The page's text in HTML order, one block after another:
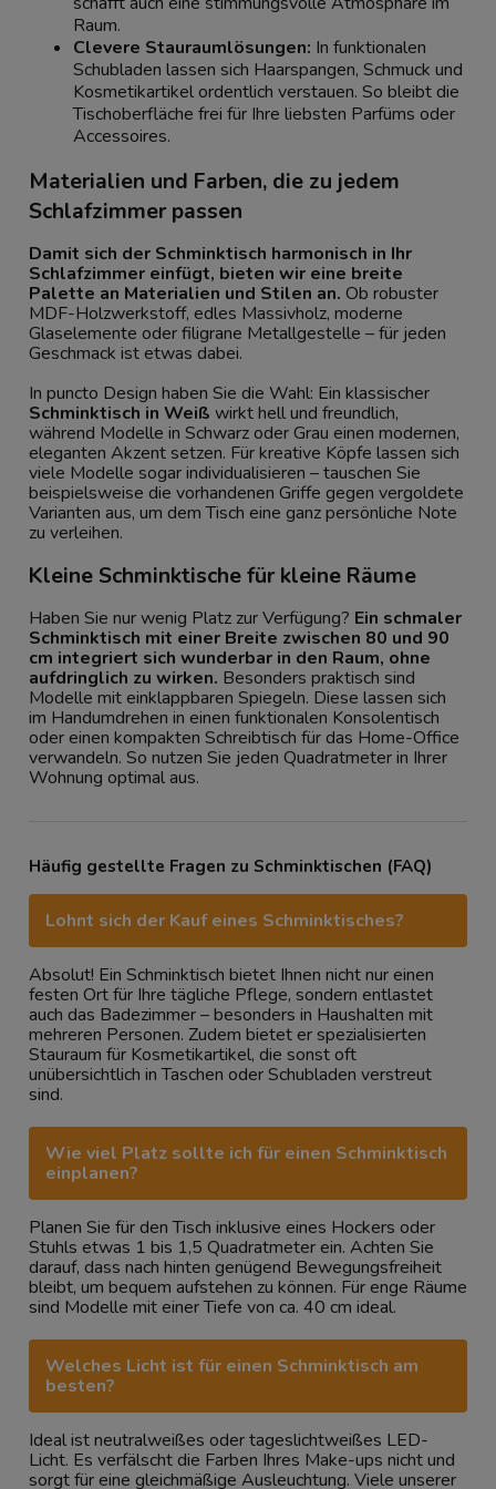
Raum.
Clevere Stauraumlösungen: In funktionalen
Schubladen lassen sich Haarspangen, Schmuck und
Kosmetikartikel ordentlich verstauen. So bleibt die
Tischoberfläche frei für Ihre liebsten Parfüms oder
Accessoires.
Materialien und Farben, die zu jedem
Schlafzimmer passen
Damit sich der Schminktisch harmonisch in Ihr
Schlafzimmer einfügt, bieten wir eine breite
Palette an Materialien und Stilen an. Ob robuster
MDF-Holzwerkstoff, edles Massivholz, moderne
Glaselemente oder filigrane Metallgestelle – für jeden
Geschmack ist etwas dabei.
In puncto Design haben Sie die Wahl: Ein klassischer
Schminktisch in Weiß wirkt hell und freundlich,
während Modelle in Schwarz oder Grau einen modernen,
eleganten Akzent setzen. Für kreative Köpfe lassen sich
viele Modelle sogar individualisieren – tauschen Sie
beispielsweise die vorhandenen Griffe gegen vergoldete
Varianten aus, um dem Tisch eine ganz persönliche Note
zu verleihen.
Kleine Schminktische für kleine Räume
Haben Sie nur wenig Platz zur Verfügung? Ein schmaler
Schminktisch mit einer Breite zwischen 80 und 90
cm integriert sich wunderbar in den Raum, ohne
aufdringlich zu wirken. Besonders praktisch sind
Modelle mit einklappbaren Spiegeln. Diese lassen sich
im Handumdrehen in einen funktionalen Konsolentisch
oder einen kompakten Schreibtisch für das Home-Office
verwandeln. So nutzen Sie jeden Quadratmeter in Ihrer
Wohnung optimal aus.
Häufig gestellte Fragen zu Schminktischen (FAQ)
Lohnt sich der Kauf eines Schminktisches?
Absolut! Ein Schminktisch bietet Ihnen nicht nur einen
festen Ort für Ihre tägliche Pflege, sondern entlastet
auch das Badezimmer– besonders in Haushalten mit
mehreren Personen. Zudem bietet er spezialisierten
Stauraum für Kosmetikartikel, die sonst oft
unübersichtlich in Taschen oder Schubladen verstreut
sind.
Wie viel Platz sollte ich für einen Schminktisch
einplanen?
Planen Sie für den Tisch inklusive eines Hockers oder
Stuhls etwas 1 bis 1,5 Quadratmeter ein. Achten Sie
darauf, dass nach hinten genügend Bewegungsfreiheit
bleibt, um bequem aufstehen zu können. Für enge Räume
sind Modelle mit einer Tiefe von ca. 40 cm ideal.
Welches Licht ist für einen Schminktisch am
besten?
Ideal ist neutralweißes oder tageslichtweißes LED-
Licht. Es verfälscht die Farben Ihres Make-ups nicht und
sorgt für eine gleichmäßige Ausleuchtung. Viele unserer